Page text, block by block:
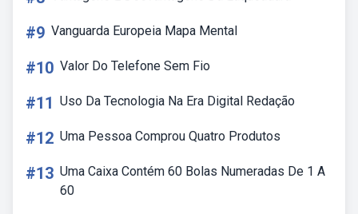
#9 Vanguarda Europeia Mapa Mental
#10 Valor Do Telefone Sem Fio
#11 Uso Da Tecnologia Na Era Digital Redação
#12 Uma Pessoa Comprou Quatro Produtos
#13 Uma Caixa Contém 60 Bolas Numeradas De 1 A
60